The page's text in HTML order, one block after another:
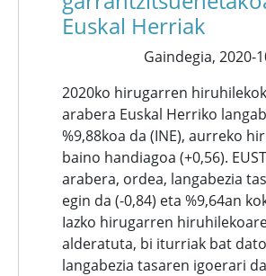
Euskal Herriak
Gaindegia, 2020-
2020ko hirugarren
arabera Euskal Herriko
%9,88koa da (INE), aurreko
baino handiagoa (+0,56).
arabera, ordea, langabezia
egin da (-0,84) eta %9,64an
Iazko hirugarren
alderatuta, bi iturriak bat
langabezia tasaren igoerari